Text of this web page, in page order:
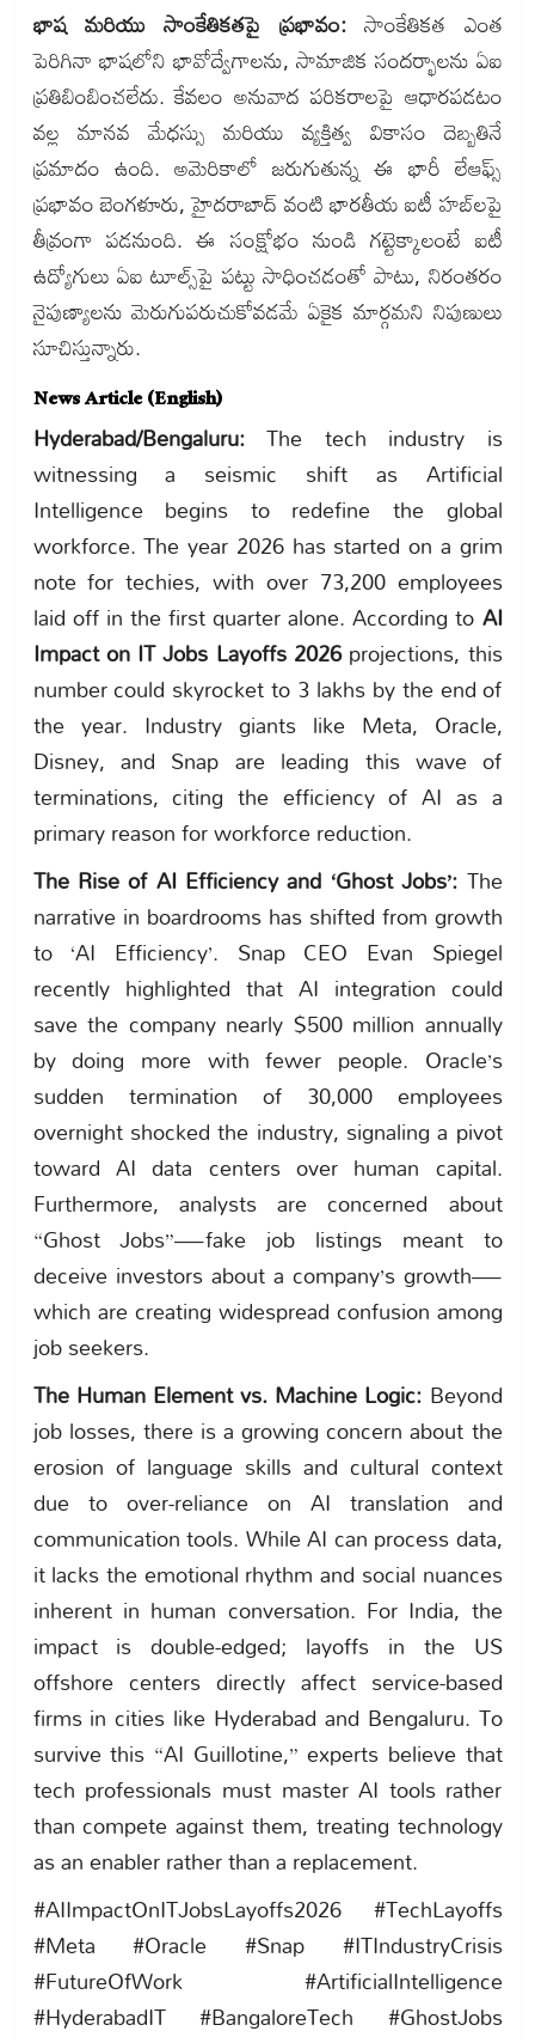
భాష మరియు సాంకేతికతపై ప్రభావం:సాంకేతికత ఎంత
పెరిగినా భాషలోని భావోద్వేగాలను, సామాజిక సందర్భాలను ఏఐ
ప్రతిబింబించలేదు. కేవలం అనువాద పరికరాలపై ఆధారపడటం
వల్ల మానవ మేధస్సు మరియు వ్యక్తిత్వ వికాసం దెబ్బతినే
ప్రమాదం ఉంది. అమెరికాలో జరుగుతున్న ఈ భారీ లేఆఫ్స్
ప్రభావం బెంగళూరు, హైదరాబాద్ వంటి భారతీయ ఐటీ హబ్‌లపై
తీవ్రంగా పడనుంది. ఈ సంక్షోభం నుండి గట్టెక్కాలంటే ఐటీ
ఉద్యోగులు ఏఐ టూల్స్‌పై పట్టు సాధించడంతో పాటు, నిరంతరం
నైపుణ్యాలను మెరుగుపరుచుకోవడమే ఏకైక మార్గమని నిపుణులు
సూచిస్తున్నారు.
News Article (English)
Hyderabad/Bengaluru:The tech industry is
witnessing a seismic shift as Artificial
Intelligence begins to redefine the global
workforce. The year 2026 has started on a grim
note for techies, with over 73,200 employees
laid off in the first quarter alone. According toAI
Impact on IT Jobs Layoffs 2026projections, this
number could skyrocket to 3 lakhs by the end of
the year. Industry giants like Meta, Oracle,
Disney, and Snap are leading this wave of
terminations, citing the efficiency of AI as a
primary reason for workforce reduction.
The Rise of AI Efficiency and ‘Ghost Jobs’: The
narrative in boardrooms has shifted from growth
to ‘AI Efficiency’. Snap CEO Evan Spiegel
recently highlighted that AI integration could
save the company nearly $500 million annually
by doing more with fewer people. Oracle’s
sudden termination of 30,000 employees
overnight shocked the industry, signaling a pivot
toward AI data centers over human capital.
Furthermore, analysts are concerned about
“Ghost Jobs”—fake job listings meant to
deceive investors about a company’s growth—
which are creating widespread confusion among
job seekers.
The Human Element vs. Machine Logic: Beyond
job losses, there is a growing concern about the
erosion of language skills and cultural context
due to over-reliance on AI translation and
communication tools. While AI can process data,
it lacks the emotional rhythm and social nuances
inherent in human conversation. For India, the
impact is double-edged; layoffs in the US
offshore centers directly affect service-based
firms in cities like Hyderabad and Bengaluru. To
survive this “AI Guillotine,” experts believe that
tech professionals must master AI tools rather
than compete against them, treating technology
as an enabler rather than a replacement.
#AIImpactOnITJobsLayoffs2026 #TechLayoffs
#Meta #Oracle #Snap #ITIndustryCrisis
#FutureOfWork #ArtificialIntelligence
#HyderabadIT #BangaloreTech #GhostJobs